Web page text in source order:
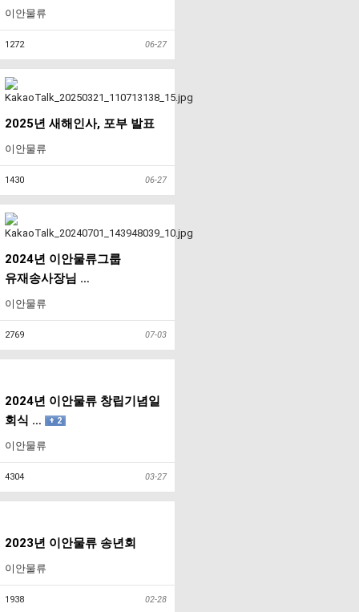
이안물류
1272 06-27
2025년 새해인사, 포부 발표
이안물류
1430 06-27
2024년 이안물류그룹
유재송사장님 …
이안물류
2769 07-03
2024년 이안물류 창립기념일
회식 …
+ 2
이안물류
4304 03-27
2023년 이안물류 송년회
이안물류
1938 02-28